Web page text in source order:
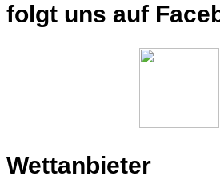
folgt uns auf
Wettanbieter